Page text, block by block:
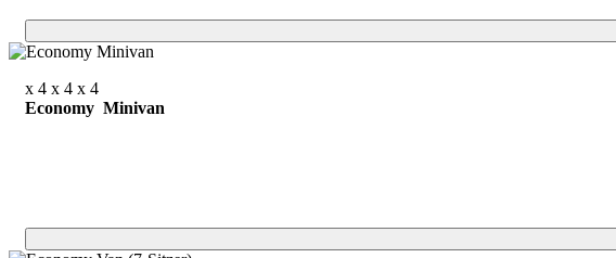
x 4 x 4 x 4
Economy Minivan